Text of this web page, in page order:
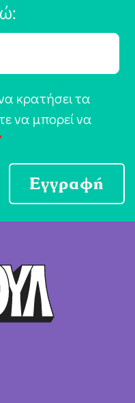
κρατήσει τα
να μπορεί να
Εγγραφή